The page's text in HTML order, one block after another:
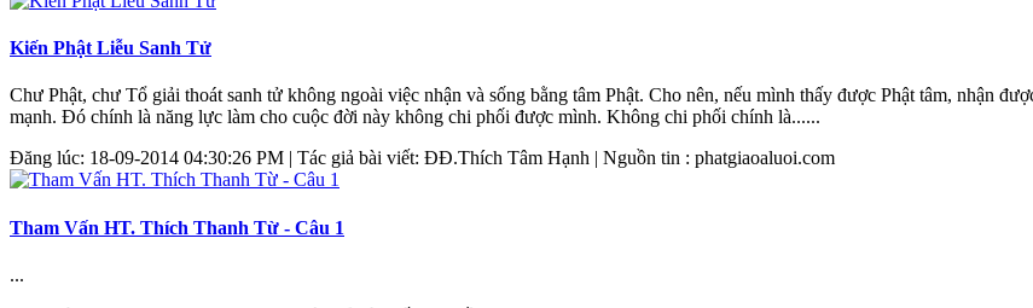
Kiến Phật Liễu Sanh Tử
Chư Phật, chư Tổ giải thoát sanh tử không ngoài việc nhận và sống bằng tâm Phật. Cho nên, nếu mình thấy được Phật tâm, nhận
mạnh. Đó chính là năng lực làm cho cuộc đời này không chi phối được mình. Không chi phối chính là......
Đăng lúc: 18-09-2014 04:30:26 PM | Tác giả bài viết: ĐĐ.Thích Tâm Hạnh | Nguồn tin : phatgiaoaluoi.com
Tham Vấn HT. Thích Thanh Từ - Câu 1
...